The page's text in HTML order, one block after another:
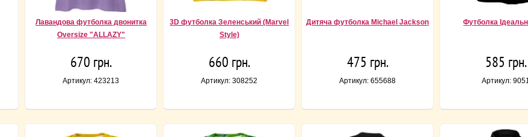
Лавандова футболка двонитка
Oversize "ALLAZY"
670 грн.
Артикул: 423213
3D футболка Зеленський (Marvel
Style)
660 грн.
Артикул: 308252
Дитяча футболка Michael Jackson
475 грн.
Артикул: 655688
Футболка
585 грн.
Артикул: